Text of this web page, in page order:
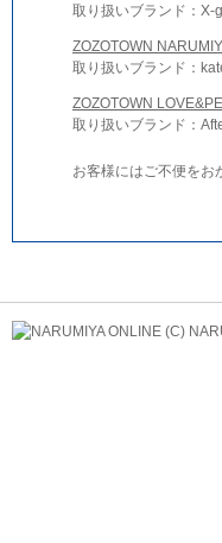
取り扱いブランド：X-
ZOZOTOWN
取り扱いブランド：
ZOZOTOWN
取り扱いブランド：
お客様にはご不便をお